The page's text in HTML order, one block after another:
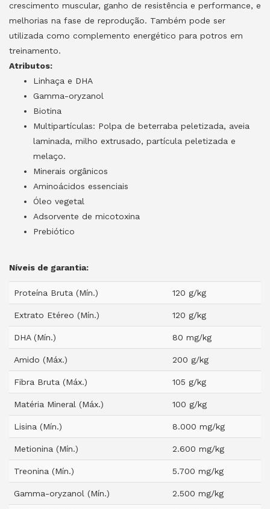
crescimento muscular, ganho de resistência e performance, e
melhorias na fase de reprodução. Também pode ser
utilizada como complemento energético para potros em
treinamento.
Atributos:
Linhaça e DHA
Gamma-oryzanol
Biotina
Multipartículas: Polpa de beterraba peletizada, aveia
laminada, milho extrusado, partícula peletizada e
melaço.
Minerais orgânicos
Aminoácidos essenciais
Óleo vegetal
Adsorvente de micotoxina
Prebiótico
Níveis de garantia:
Proteína Bruta (Mín.) 120 g/kg
Extrato Etéreo (Mín.) 120 g/kg
DHA (Mín.) 80 mg/kg
Amido (Máx.) 200 g/kg
Fibra Bruta (Máx.) 105 g/kg
Matéria Mineral (Máx.) 100 g/kg
Lisina (Mín.) 8.000 mg/kg
Metionina (Mín.) 2.600 mg/kg
Treonina (Mín.) 5.700 mg/kg
Gamma-oryzanol (Mín.) 2.500 mg/kg